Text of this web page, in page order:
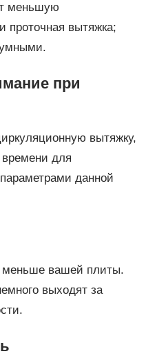
меньшую
проточная вытяжка;
при
вытяжку,
времени для
данной
меньше вашей плиты.
выходят за